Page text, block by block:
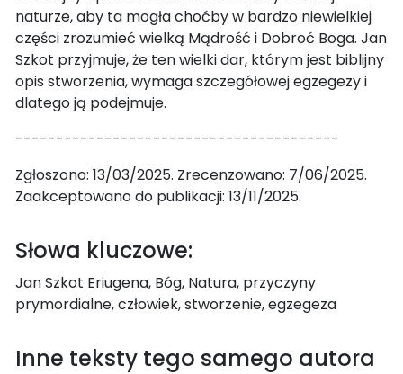
naturze, aby ta mogła choćby w bardzo niewielkiej
części zrozumieć wielką Mądrość i Dobroć Boga. Jan
Szkot przyjmuje, że ten wielki dar, którym jest biblijny
opis stworzenia, wymaga szczegółowej egzegezy i
dlatego ją podejmuje.
----------------------------------------
Zgłoszono: 13/03/2025. Zrecenzowano: 7/06/2025.
Zaakceptowano do publikacji: 13/11/2025.
Słowa kluczowe:
Jan Szkot Eriugena, Bóg, Natura, przyczyny
prymordialne, człowiek, stworzenie, egzegeza
Inne teksty tego samego autora